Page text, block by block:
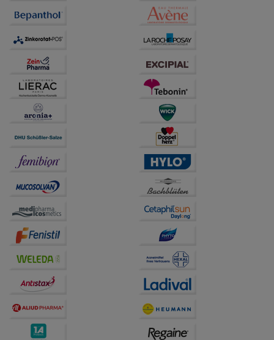
Informationen über die Art und Weise der Nutzung
unserer Website sammeln, mit deren Hilfe wir unsere
Website weiter für Sie optimieren können, den Inhalt
auf unserer Website aber auch die Werbung auf
Drittseiten möglichst relevant für Sie zu gestalten.
Bitte beachten Sie, dass Daten hierfür teilweise an
Dritte wie z.B. Google oder soziale Medien
übertragen werden.